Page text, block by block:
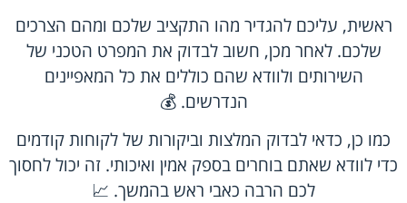
ראשית, עליכם להגדיר מהו התקציב שלכם ומהם הצרכים
שלכם. לאחר מכן, חשוב לבדוק את המפרט הטכני של
השירותים ולוודא שהם כוללים את כל המאפיינים
הנדרשים. 💰
כמו כן, כדאי לבדוק המלצות וביקורות של לקוחות קודמים
כדי לוודא שאתם בוחרים בספק אמין ואיכותי. זה יכול לחסוך
לכם הרבה כאבי ראש בהמשך. 📈